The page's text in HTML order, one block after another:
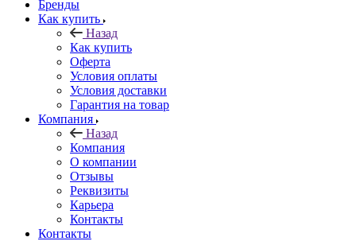
Бренды
Как купить
Назад
Как купить
Оферта
Условия оплаты
Условия доставки
Гарантия на товар
Компания
Назад
Компания
О компании
Отзывы
Реквизиты
Карьера
Контакты
Контакты